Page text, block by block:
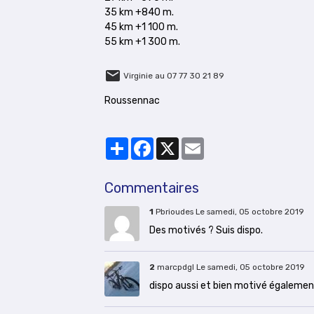
35 km +840 m.
45 km +1 100 m.
55 km +1 300 m.
Virginie au 07 77 30 21 89
Roussennac
PartagerFacebook
X
Commentaires
1 PbrioudesLe samedi, 05 octobre 2019
Des motivés ? Suis dispo.
2 marcpdglLe samedi, 05 octobre 2019
dispo aussi et bien motivé